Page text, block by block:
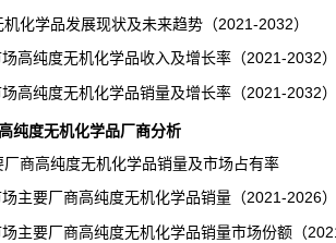
学品发展现状及未来趋势（2021-2032）
度无机化学品收入及增长率（2021-2032）
度无机化学品销量及增长率（2021-2032）
纯度无机化学品厂商分析
高纯度无机化学品销量及市场占有率
厂商高纯度无机化学品销量（2021-2026）
厂商高纯度无机化学品销量市场份额（